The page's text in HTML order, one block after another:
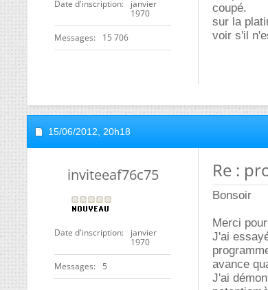
Date d'inscription
janvier
1970
Messages 15 706
coupé.
sur la
voir s'il
15/06/2012, 20h18
inviteeaf76c75
Date d'inscription
janvier
1970
Messages 5
Re :
Bonsoir
Merci
J'ai
avance
J'ai